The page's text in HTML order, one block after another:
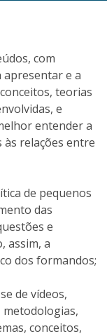
com
apresentar e a
teorias
e
entender a
relações entre
de pequenos
das
e
assim, a
dos formandos;
de vídeos,
metodologias,
conceitos,